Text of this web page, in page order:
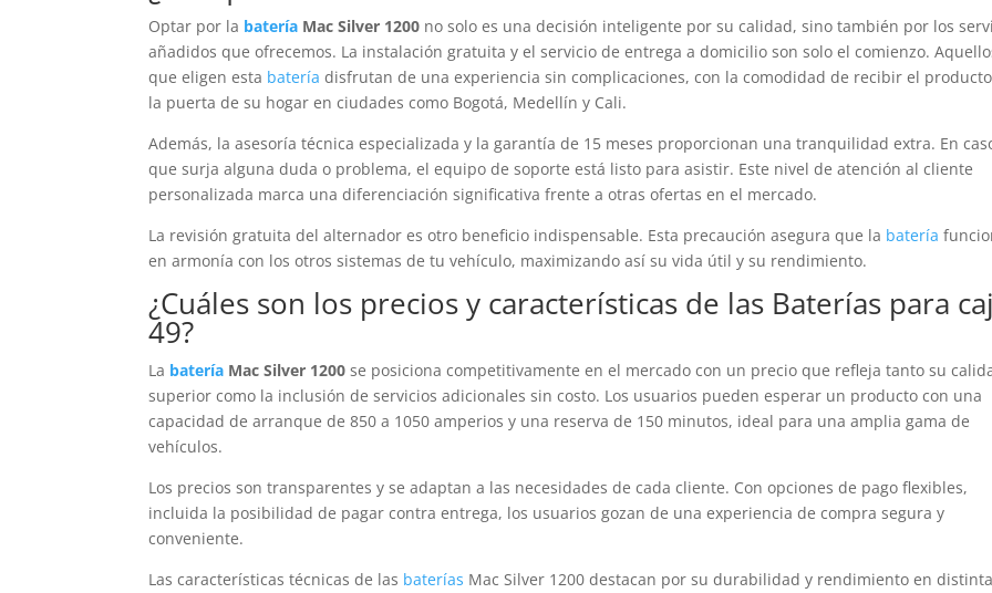
Optar por la batería Mac Silver 1200 no solo es una decisión inteligente por su calidad, sino también por los
añadidos que ofrecemos. La instalación gratuita y el servicio de entrega a domicilio son solo el comienzo.
que eligen esta batería disfrutan de una experiencia sin complicaciones, con la comodidad de recibir el
la puerta de su hogar en ciudades como Bogotá, Medellín y Cali.
Además, la asesoría técnica especializada y la garantía de 15 meses proporcionan una tranquilidad extra. En
que surja alguna duda o problema, el equipo de soporte está listo para asistir. Este nivel de atención al cliente
personalizada marca una diferenciación significativa frente a otras ofertas en el mercado.
La revisión gratuita del alternador es otro beneficio indispensable. Esta precaución asegura que la batería
en armonía con los otros sistemas de tu vehículo, maximizando así su vida útil y su rendimiento.
¿Cuáles son los precios y características de las Baterías para
49?
La batería Mac Silver 1200 se posiciona competitivamente en el mercado con un precio que refleja tanto su
superior como la inclusión de servicios adicionales sin costo. Los usuarios pueden esperar un producto con una
capacidad de arranque de 850 a 1050 amperios y una reserva de 150 minutos, ideal para una amplia gama de
vehículos.
Los precios son transparentes y se adaptan a las necesidades de cada cliente. Con opciones de pago flexibles,
incluida la posibilidad de pagar contra entrega, los usuarios gozan de una experiencia de compra segura y
conveniente.
Las características técnicas de las baterías Mac Silver 1200 destacan por su durabilidad y rendimiento en